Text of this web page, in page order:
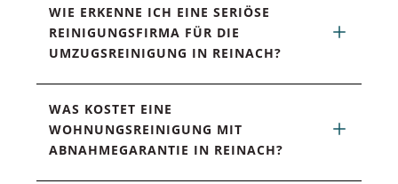
WIE ERKENNE ICH EINE SERIÖSE
REINIGUNGSFIRMA FÜR DIE
UMZUGSREINIGUNG IN REINACH?
WAS KOSTET EINE
WOHNUNGSREINIGUNG MIT
ABNAHMEGARANTIE IN REINACH?